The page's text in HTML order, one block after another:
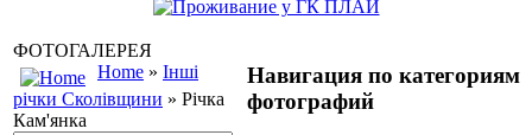
ФОТОГАЛЕРЕЯ
Home » Інші
річки Сколівщини » Річка
Кам'янка
Навигация по категориям
фотографий